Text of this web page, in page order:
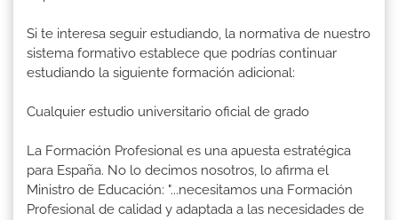
Si te interesa seguir estudiando, la normativa de nuestro
sistema formativo establece que podrías continuar
estudiando la siguiente formación adicional:
Cualquier estudio universitario oficial de grado
La Formación Profesional es una apuesta estratégica
para España. No lo decimos nosotros, lo afirma el
Ministro de Educación: "...necesitamos una Formación
Profesional de calidad y adaptada a las necesidades de